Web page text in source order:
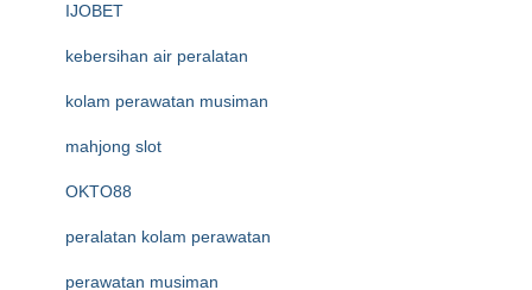
IJOBET
kebersihan air peralatan
kolam perawatan musiman
mahjong slot
OKTO88
peralatan kolam perawatan
perawatan musiman